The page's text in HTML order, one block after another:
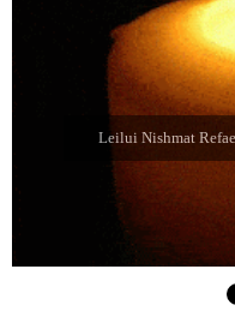
Leilui Nishmat